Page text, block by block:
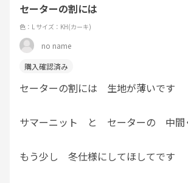
セーターの割には
色：L サイズ：KH(カーキ)
no name
セーターの割には 生地が薄いです
サマーニット と セーターの 中間
もう少し 冬仕様にしてほしてです